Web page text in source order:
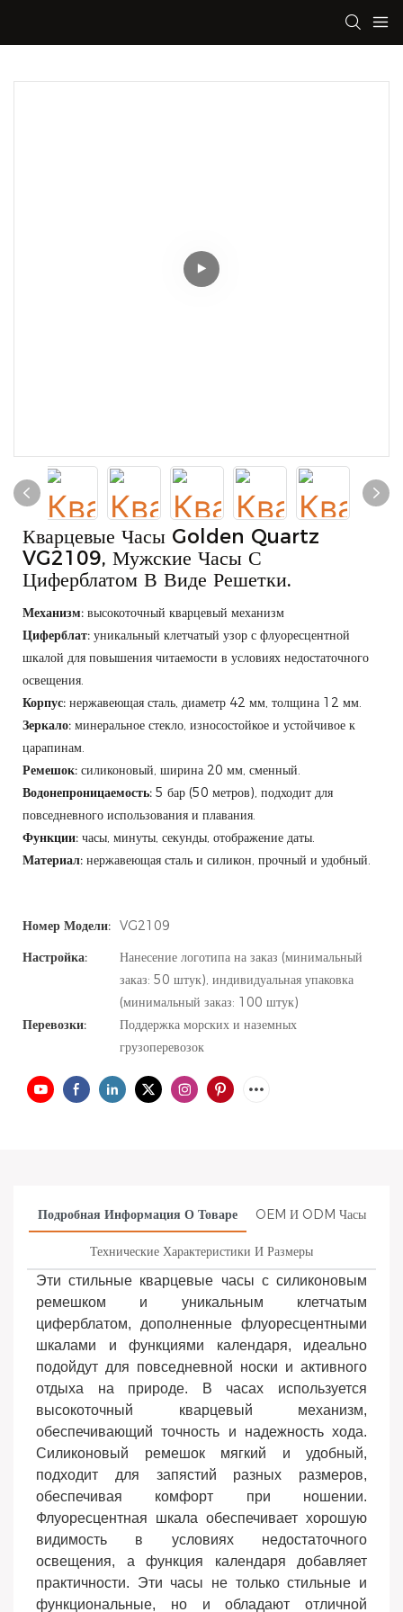
Кварцевые Часы Golden Quartz
VG2109, Мужские Часы С
Циферблатом В Виде Решетки.
Механизм: высокоточный кварцевый механизм
Циферблат: уникальный клетчатый узор с флуоресцентной
шкалой для повышения читаемости в условиях недостаточного
освещения.
Корпус: нержавеющая сталь, диаметр 42 мм, толщина 12 мм.
Зеркало: минеральное стекло, износостойкое и устойчивое к
царапинам.
Ремешок: силиконовый, ширина 20 мм, сменный.
Водонепроницаемость: 5 бар (50 метров), подходит для
повседневного использования и плавания.
Функции: часы, минуты, секунды, отображение даты.
Материал: нержавеющая сталь и силикон, прочный и удобный.
Номер Модели: VG2109
Настройка:
Нанесение логотипа на заказ (минимальный
заказ: 50 штук), индивидуальная упаковка
(минимальный заказ: 100 штук)
Перевозки:
Поддержка морских и наземных
грузоперевозок
Подробная Информация О Товаре OEM И ODM Часы
Технические Характеристики И Размеры
Эти стильные кварцевые часы с силиконовым
ремешком и уникальным клетчатым
циферблатом, дополненные флуоресцентными
шкалами и функциями календаря, идеально
подойдут для повседневной носки и активного
отдыха на природе. В часах используется
высокоточный кварцевый механизм,
обеспечивающий точность и надежность хода.
Силиконовый ремешок мягкий и удобный,
подходит для запястий разных размеров,
обеспечивая комфорт при ношении.
Флуоресцентная шкала обеспечивает хорошую
видимость в условиях недостаточного
освещения, а функция календаря добавляет
практичности. Эти часы не только стильные и
функциональные, но и обладают отличной